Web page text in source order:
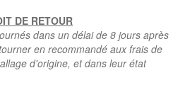
DE RETOUR
dans un délai de 8 jours après
en recommandé aux frais de
d'origine, et dans leur état